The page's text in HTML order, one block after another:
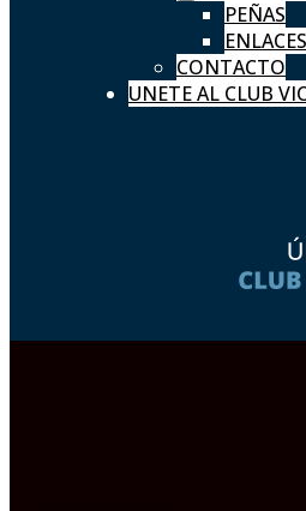
PEÑAS
ENLACES
CONTACTO
UNETE AL CLUB